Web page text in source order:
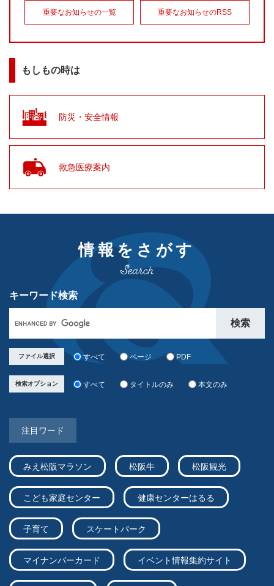
重要なお知らせの一覧 重要なお知らせのRSS
もしもの時は
防災・安全情報
救急医療案内
情報をさがす
キーワード検索
ファイル選択 すべて ページ PDF
検索オプション すべて タイトルのみ 本文のみ
注目ワード
みえ松阪マラソン 松阪牛 松阪観光
こども家庭センター 健康センターはるる
子育て スケートパーク
マイナンバーカード イベント情報集約サイト